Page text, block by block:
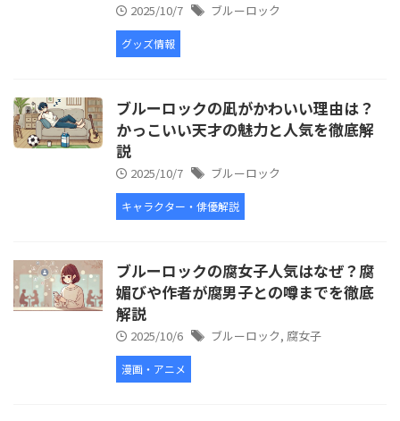
2025/10/7 ブルーロック
グッズ情報
ブルーロックの凪がかわいい理由は？
かっこいい天才の魅力と人気を徹底解
説
2025/10/7 ブルーロック
キャラクター・俳優解説
ブルーロックの腐女子人気はなぜ？腐
媚びや作者が腐男子との噂までを徹底
解説
2025/10/6 ブルーロック, 腐女子
漫画・アニメ